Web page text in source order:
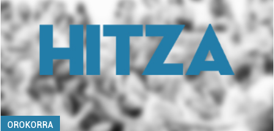
OROKORRA